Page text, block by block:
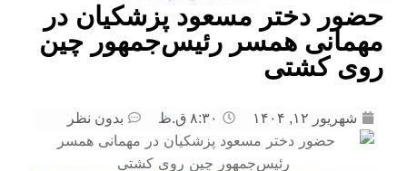
حضور دختر مسعود پزشکیان در
مهمانی همسر رئیس‌جمهور چین
روی کشتی
شهریور ۱۲, ۱۴۰۴ ۸:۳۰ ق.ظ بدون نظر